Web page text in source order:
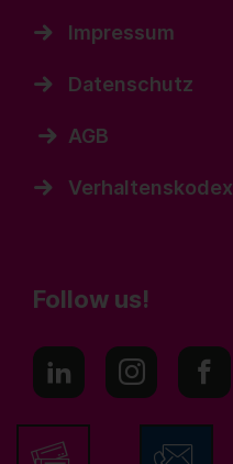
Impressum
Datenschutz
AGB
Verhaltenskodex
Follow us!